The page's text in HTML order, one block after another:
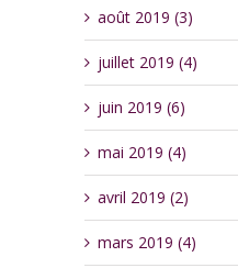
août 2019 (3)
juillet 2019 (4)
juin 2019 (6)
mai 2019 (4)
avril 2019 (2)
mars 2019 (4)